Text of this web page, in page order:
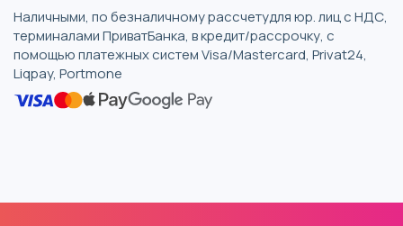
Наличными, по безналичному рассчетудля юр. лиц с НДС,
терминалами ПриватБанка, в кредит/рассрочку, с
помощью платежных систем Visa/Mastercard, Privat24,
Liqpay, Portmone